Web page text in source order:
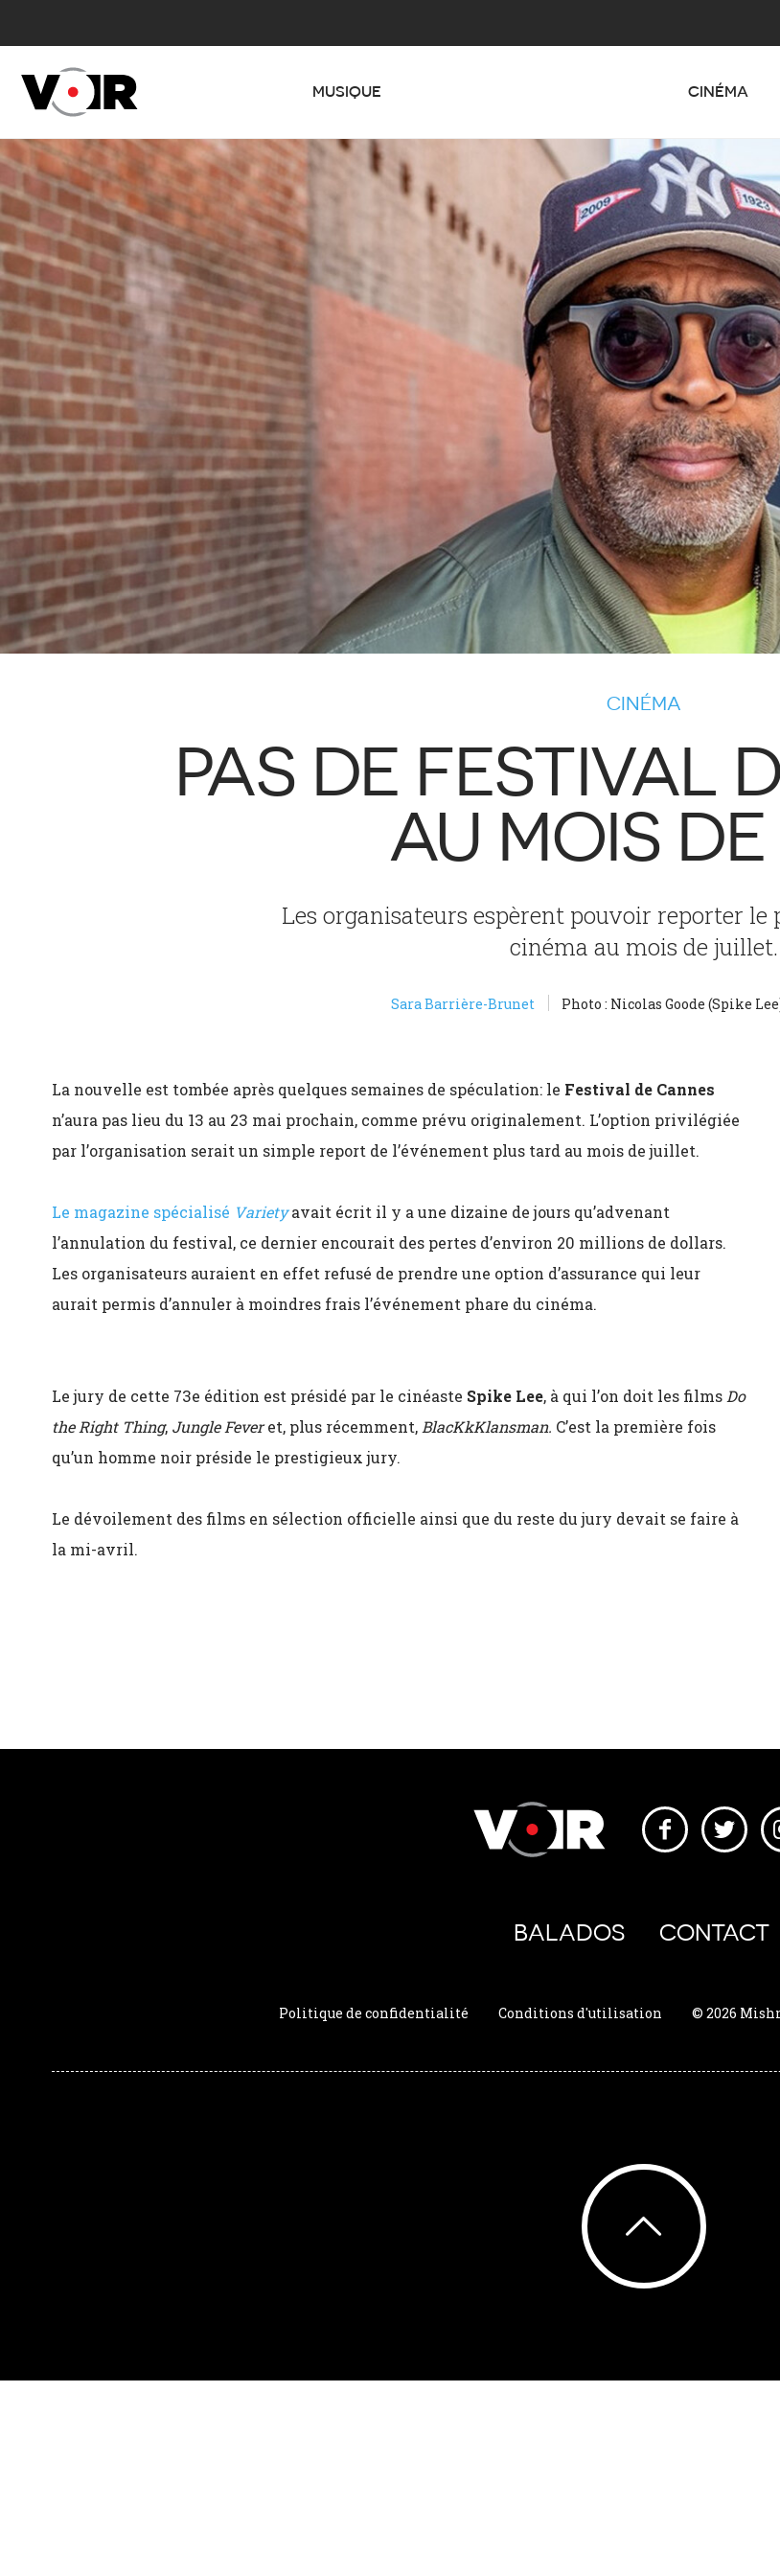
MUSIQUE CINÉMA
CINÉMA
PAS DE FESTIVAL
AU MOIS
Les organisateurs espèrent pouvoir reporter
cinéma au mois de juillet.
Sara Barrière-Brunet Photo : Nicolas Goode (Spike
La nouvelle est tombée après quelques semaines de spéculation: le Festival de Cannes
n’aura pas lieu du 13 au 23 mai prochain, comme prévu originalement. L’option privilégiée
par l’organisation serait un simple report de l’événement plus tard au mois de juillet.
Le magazine spécialisé Variety avait écrit il y a une dizaine de jours qu’advenant
l’annulation du festival, ce dernier encourait des pertes d’environ 20 millions de dollars.
Les organisateurs auraient en effet refusé de prendre une option d’assurance qui leur
aurait permis d’annuler à moindres frais l’événement phare du cinéma.
Le jury de cette 73e édition est présidé par le cinéaste Spike Lee, à qui l’on doit les films Do
the Right Thing, Jungle Feveret, plus récemment, BlacKkKlansman. C’est la première fois
qu’un homme noir préside le prestigieux jury.
Le dévoilement des films en sélection officielle ainsi que du reste du jury devait se faire à
la mi-avril.
BALADOS CONTACT
Politique de confidentialité Conditions d'utilisation © 2026